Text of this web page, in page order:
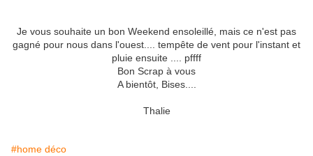
Je vous souhaite un bon Weekend ensoleillé, mais ce n'est pas
gagné pour nous dans l'ouest.... tempête de vent pour l'instant et
pluie ensuite .... pffff
Bon Scrap à vous
A bientôt, Bises....
Thalie
#home déco